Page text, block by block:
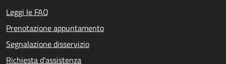
Leggi le FAQ
Prenotazione appuntamento
Segnalazione disservizio
Richiesta d'assistenza